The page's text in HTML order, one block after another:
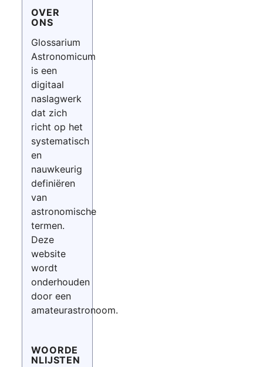
OVER
ONS
Glossarium
Astronomicum
is een
digitaal
naslagwerk
dat zich
richt op het
systematisch
en
nauwkeurig
definiëren
van
astronomische
termen.
Deze
website
wordt
onderhouden
door een
amateurastronoom.
WOORDE
NLIJSTEN